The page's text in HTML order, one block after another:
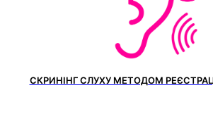
СКРИНІНГ СЛУХУ МЕТОДОМ